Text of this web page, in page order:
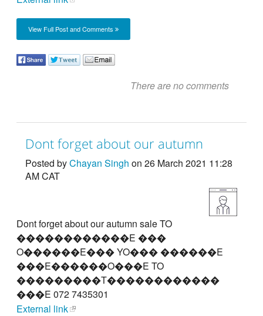
View Full Post and Comments
There are no comments
Dont forget about our autumn
Posted byChayan Singh on 26 March 2021 11:28
AM CAT
Dont forget about our autumn sale TO
������������E ���
O������E��� YO��� ������E
���E������O���E TO
���������T������������
���E 072 7435301
External link